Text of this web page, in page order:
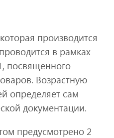
производится
в рамках
посвященного
Возрастную
определяет сам
документации.
предусмотрено 2